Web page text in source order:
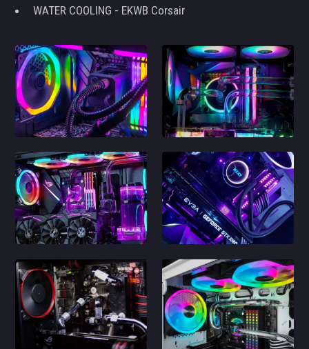
WATER COOLING - EKWB Corsair